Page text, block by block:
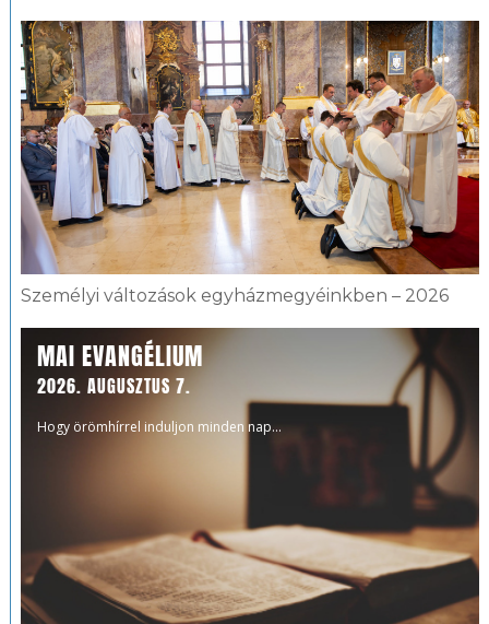
Személyi változások egyházmegyéinkben – 2026
MAI EVANGÉLIUM
2026. AUGUSZTUS 7.
Hogy örömhírrel induljon minden nap...